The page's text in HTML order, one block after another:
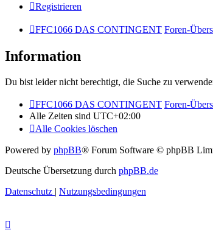
Registrieren
FFC1066 DAS CONTINGENT Foren-
Information
Du bist leider nicht berechtigt, die Suche zu
FFC1066 DAS CONTINGENT Foren-
Alle Zeiten sind UTC+02:00
Alle Cookies löschen
Powered by phpBB® Forum Software © phpBB
Deutsche Übersetzung durch phpBB.de
Datenschutz | Nutzungsbedingungen